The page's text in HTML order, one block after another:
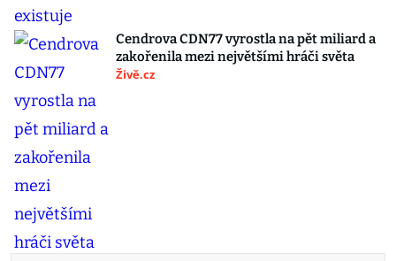
Cendrova CDN77 vyrostla na pět miliard a
zakořenila mezi největšími hráči světa
Živě.cz